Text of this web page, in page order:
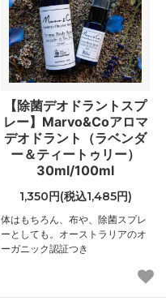
【除菌デオドラントスプ
レー】Marvo&Coアロマ
デオドラント（ラベンダ
ー＆ティートゥリー）
30ml/100ml
1,350円(税込1,485円)
体はもちろん、布や、除菌スプレ
ーとしても。オーストラリアのオ
ーガニック認証つき